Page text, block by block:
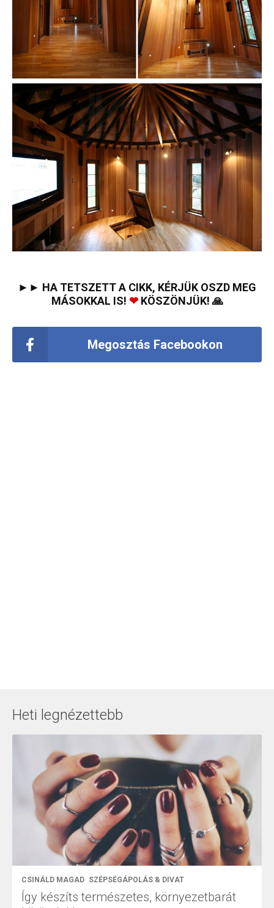
►► HA TETSZETT A CIKK, KÉRJÜK OSZD MEG
MÁSOKKAL IS! ❤KÖSZÖNJÜK! 🙏
Megosztás Facebookon
Heti legnézettebb
CSINÁLD MAGAD SZÉPSÉGÁPOLÁS & DIVAT
Így készíts természetes, környezetbarát